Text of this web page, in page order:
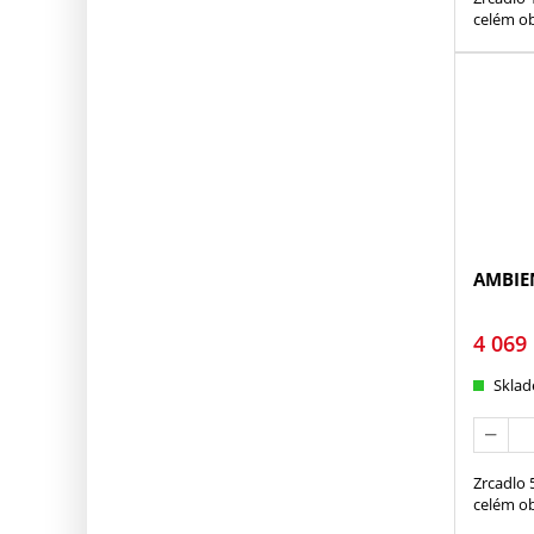
celém
4 069
Zrcadlo
celém